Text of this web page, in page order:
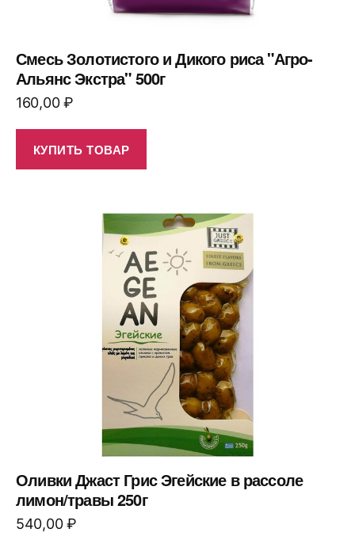
Смесь Золотистого и Дикого риса "Агро-
Альянс Экстра" 500г
160,00₽
КУПИТЬ ТОВАР
Оливки Джаст Грис Эгейские в рассоле
лимон/травы 250г
540,00₽